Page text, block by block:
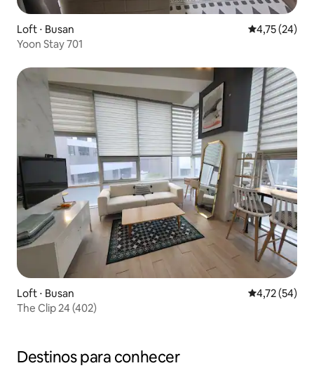
Loft ⋅ Busan 4,75 de uma
4,75 (24)
Yoon Stay 701
Loft ⋅ Busan 4,72 de uma
4,72 (54)
The Clip 24 (402)
Destinos para conhecer